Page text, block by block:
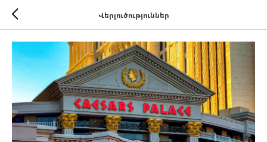
Վերլուծություններ